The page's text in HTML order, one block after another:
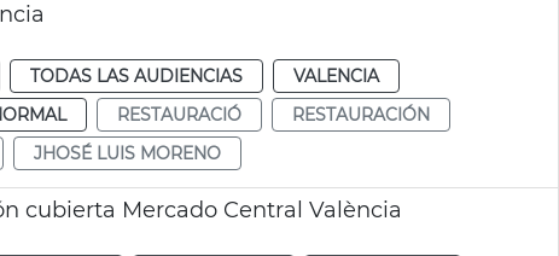
TODAS LAS AUDIENCIAS
VALENCIA
RESTAURACIÓ
RESTAURACIÓN
JHOSÉ LUIS MORENO
cubierta Mercado Central València